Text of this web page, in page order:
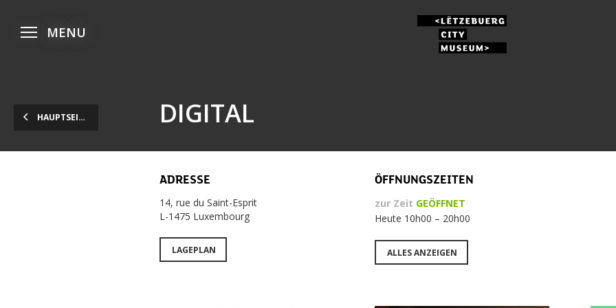
Hauptmenü
Inhalt
FußzeileMenü
MENU
HAUPTSEITE DIGITAL
ADRESSE
14, rue du Saint-Esprit
L-1475 Luxembourg
LAGEPLAN
ÖFFNUNGSZEITEN
zur Zeit GEÖFFNET
Heute 10h00 – 20h00
ALLES ANZEIGEN